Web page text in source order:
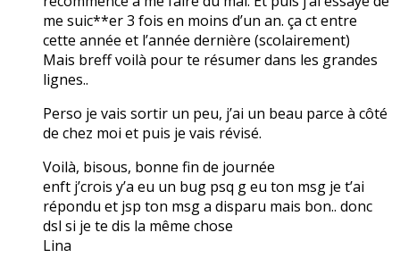
me suic**er 3 fois en moins d’un an. ça ct entre
cette année et l’année dernière (scolairement)
Mais breff voilà pour te résumer dans les grandes
lignes..
Perso je vais sortir un peu, j’ai un beau parce à côté
de chez moi et puis je vais révisé.
Voilà, bisous, bonne fin de journée
enft j’crois y’a eu un bug psq g eu ton msg je t’ai
répondu et jsp ton msg a disparu mais bon.. donc
dsl si je te dis la même chose
Lina